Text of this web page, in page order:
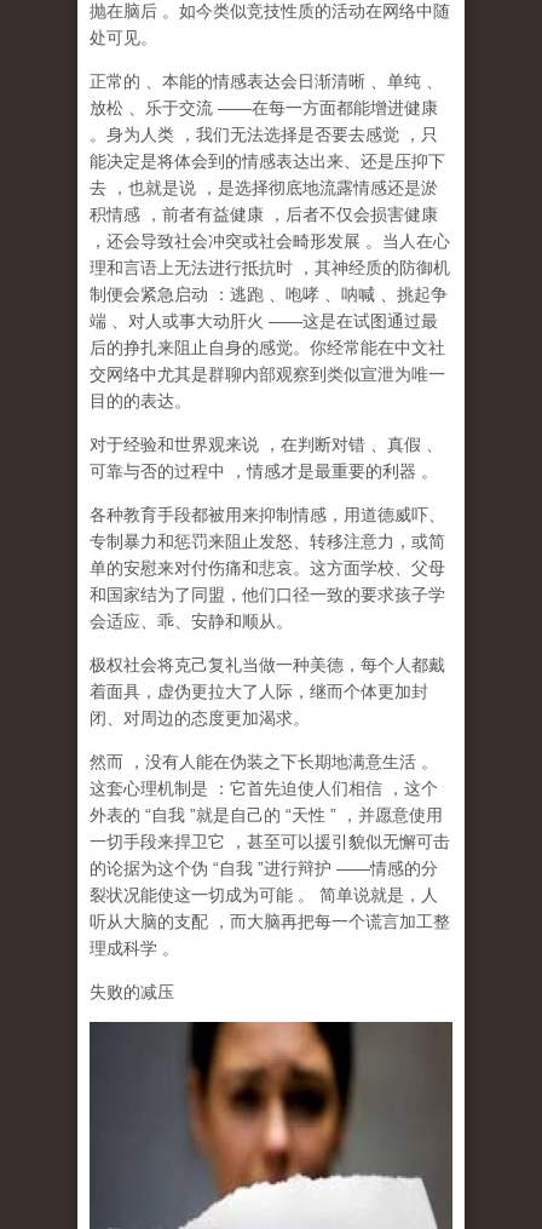
抛在脑后 。如今类似竞技性质的活动在网络中随
处可见。
正常的 、本能的情感表达会日渐清晰 、单纯
放松
、乐于交流 ——在每一方面都能增进健康
。身为人类
，我们无法选择是否要去感觉
，只
能决定是将体会到的情感表达出来、还是压抑下
去
，也就是说 ， 是选择彻底地流露情感还是淤
积情感
，前者有益健康
，后者不仅会损害健康
，还会导致社会冲突或社会畸形发展 。当人在心
理和言语上无法进行抵抗时
，其神经质的防御机
制便会紧急启动
：逃跑 、咆哮 、呐喊
、挑起争
端
、对人或事大动肝火 ——这是在试图通过最
后的挣扎来阻止自身的感觉。你经常能在中文社
交网络中尤其是群聊内部观察到类似宣泄为唯一
目的的表达。
对于经验和世界观来说 ，在判断对错 、真假
可靠与否的过程中
，情感才是最重要的利器 。
各种教育手段都被用来抑制情感，用道德威吓、
专制暴力和惩罚来阻止发怒、转移注意力，或简
单的安慰来对付伤痛和悲哀。这方面学校、父母
和国家结为了同盟，他们口径一致的要求孩子学
会适应、乖、安静和顺从。
极权社会将克己复礼当做一种美德，每个人都戴
着面具，虚伪更拉大了人际，继而个体更加封
闭、对周边的态度更加渴求。
然而 ，没有人能在伪装之下长期地满意生活 。
这套心理机制是
：它首先迫使人们相信
，这个
外表的 “自我 ”就是自己的 “天性 ”
，并愿意使用
一切手段来捍卫它
，甚至可以援引貌似无懈可击
的论据为这个伪 “自我 ”进行辩护 ——情感的分
裂状况能使这一切成为可能 。 简单说就是， 人
听从大脑的支配
，而大脑再把每一个谎言加工整
理成科学 。
失败的减压